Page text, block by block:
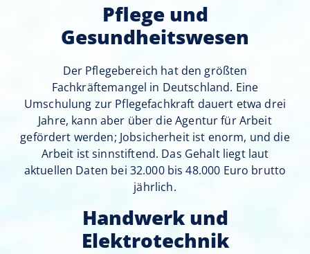
Pflege und
Gesundheitswesen
Der Pflegebereich hat den größten
Fachkräftemangel in Deutschland. Eine
Umschulung zur Pflegefachkraft dauert etwa drei
Jahre, kann aber über die Agentur für Arbeit
gefördert werden; Jobsicherheit ist enorm, und die
Arbeit ist sinnstiftend. Das Gehalt liegt laut
aktuellen Daten bei 32.000 bis 48.000 Euro brutto
jährlich.
Handwerk und
Elektrotechnik